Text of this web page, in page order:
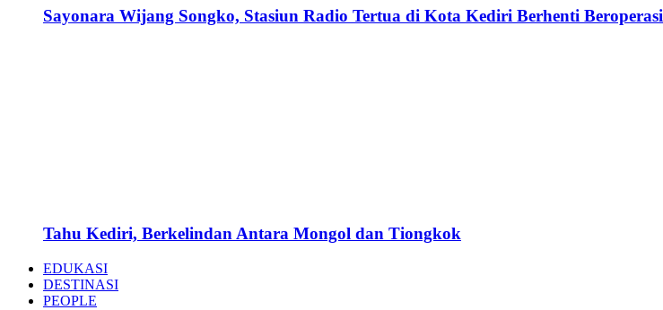
Sayonara Wijang Songko, Stasiun Radio Tertua di Kota Kediri Berhenti Beroperasi
Tahu Kediri, Berkelindan Antara Mongol dan Tiongkok
EDUKASI
DESTINASI
PEOPLE